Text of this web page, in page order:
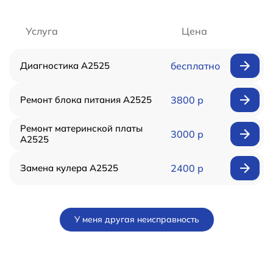
Услуга Цена
Диагностика А2525 бесплатно
Ремонт блока питания А2525 3800 р
Ремонт материнской платы
А2525
3000 р
Замена кулера А2525 2400 р
У меня другая неисправность